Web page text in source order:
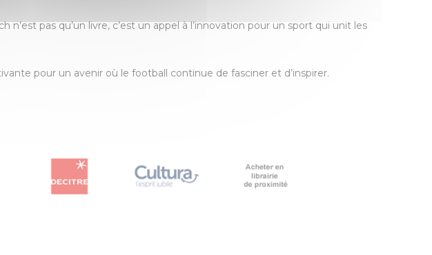
n’est pas qu’un livre, c’est un appel à l’innovation pour un sport qui unit les
pour un avenir où le football continue de fasciner et d’inspirer.